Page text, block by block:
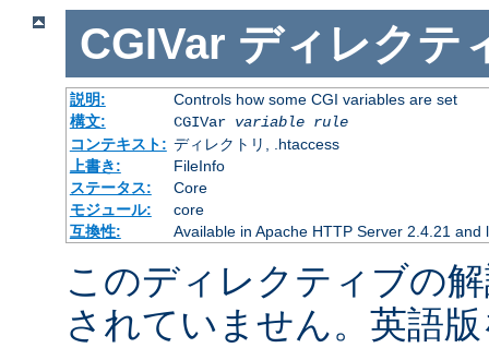
CGIVar ディレクテ
説明:
Controls how some CGI variables are set
構文:
CGIVar variable rule
コンテキスト: ディレクトリ, .htaccess
上書き:
FileInfo
ステータス:
Core
モジュール:
core
互換性:
Available in Apache HTTP Server 2.4.21 and
このディレクティブの
されていません。英語